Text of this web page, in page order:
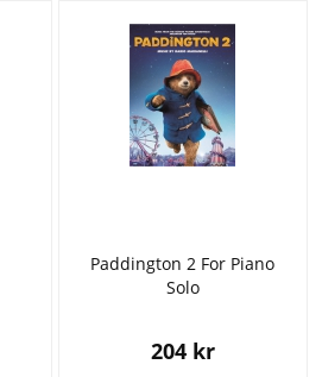
Paddington 2 For Piano
Solo
204 kr